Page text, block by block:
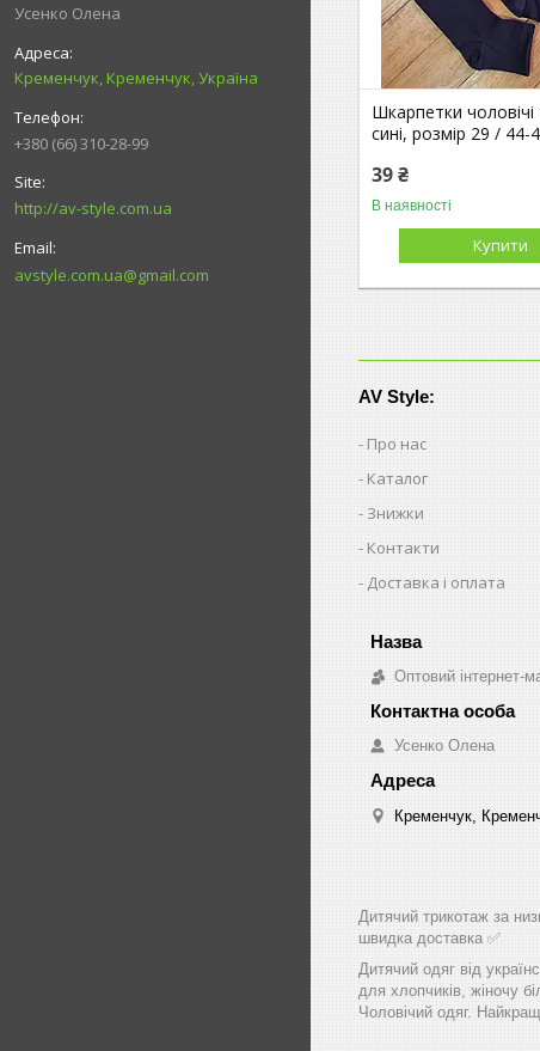
Усенко Олена
Кременчук, Кременчук, Україна
+380 (66) 310-28-99
http://av-style.com.ua
avstyle.com.ua@gmail.com
Шкарпетки
сині, розмір 29 / 44-
39 ₴
В наявності
Купити
AV Style:
Про нас
Каталог
Знижки
Контакти
Доставка і оплата
Оптовий інтернет-
Усенко Олена
Кременчук,
Дитячий трикотаж за
швидка доставка ✅
Дитячий одяг від
для хлопчиків, жіночу
Чоловічий одяг.